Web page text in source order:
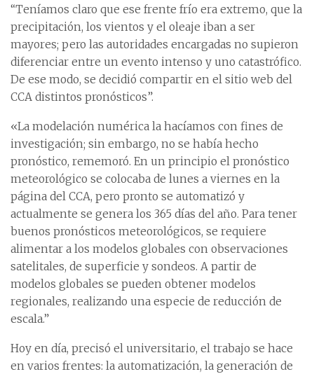
“Teníamos claro que ese frente frío era extremo, que la
precipitación, los vientos y el oleaje iban a ser
mayores; pero las autoridades encargadas no supieron
diferenciar entre un evento intenso y uno catastrófico.
De ese modo, se decidió compartir en el sitio web del
CCA distintos pronósticos”.
«La modelación numérica la hacíamos con fines de
investigación; sin embargo, no se había hecho
pronóstico, rememoró. En un principio el pronóstico
meteorológico se colocaba de lunes a viernes en la
página del CCA, pero pronto se automatizó y
actualmente se genera los 365 días del año. Para tener
buenos pronósticos meteorológicos, se requiere
alimentar a los modelos globales con observaciones
satelitales, de superficie y sondeos. A partir de
modelos globales se pueden obtener modelos
regionales, realizando una especie de reducción de
escala.”
Hoy en día, precisó el universitario, el trabajo se hace
en varios frentes: la automatización, la generación de